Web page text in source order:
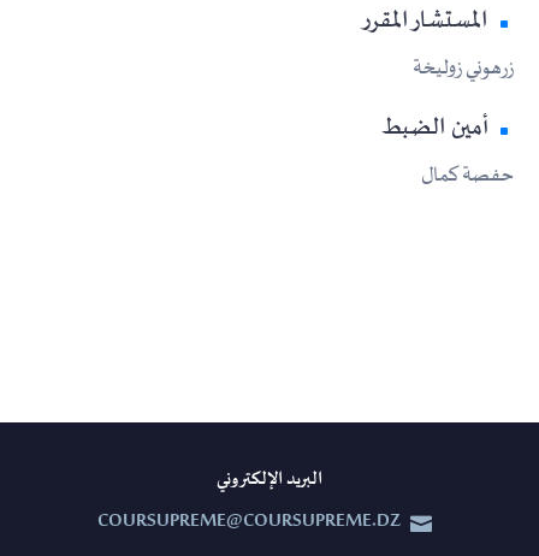
المستشار المقرر
زرهوني زوليخة
أمين الضبط
حفصة كمال
البريد الإلكتروني


COURSUPREME@COURSUPREME.DZ